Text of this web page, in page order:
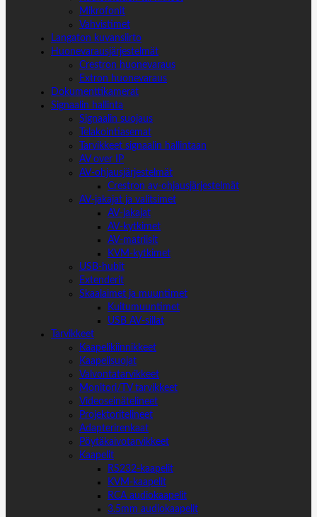
Mikrofonit
Vahvistimet
Langaton kuvansiirto
Huonevarausjärjestelmät
Crestron huonevaraus
Extron huonevaraus
Dokumenttikamerat
Signaalin hallinta
Signaalin suojaus
Telakointiasemat
Tarvikkeet signaalin hallintaan
AV over IP
AV-ohjausjärjestelmät
Crestron av-ohjausjärjestelmät
AV-jakajat ja valitsimet
AV-jakajat
AV-kytkimet
AV-matriisit
KVM-kytkimet
USB-hubit
Extenderit
Skaalaimet ja muuntimet
Kuitumuuntimet
USB AV-sillat
Tarvikkeet
Kaapelikiinnikkeet
Kaapelisuojat
Valvontatarvikkeet
Monitori/TV tarvikkeet
Videoseinätelineet
Projektoritelineet
Adapterirenkaat
Pöytäkaivotarvikkeet
Kaapelit
RS232-kaapelit
KVM-kaapelit
RCA audiokaapelit
3.5mm audiokaapelit